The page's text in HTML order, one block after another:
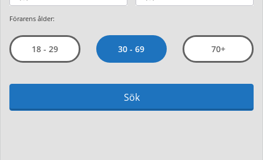
Förarens ålder:
18 - 29 30 - 69 70+
Sök